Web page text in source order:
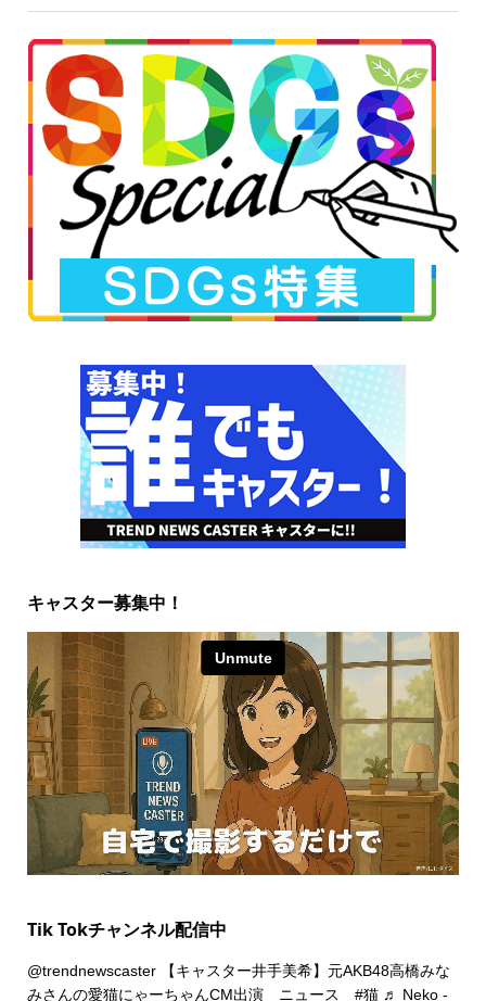
キャスター募集中！
Tik Tokチャンネル配信中
@trendnewscaster【キャスター井手美希】元AKB48高橋みな
みさんの愛猫にゃーちゃんCM出演 ニュース #猫 ♬ Neko -